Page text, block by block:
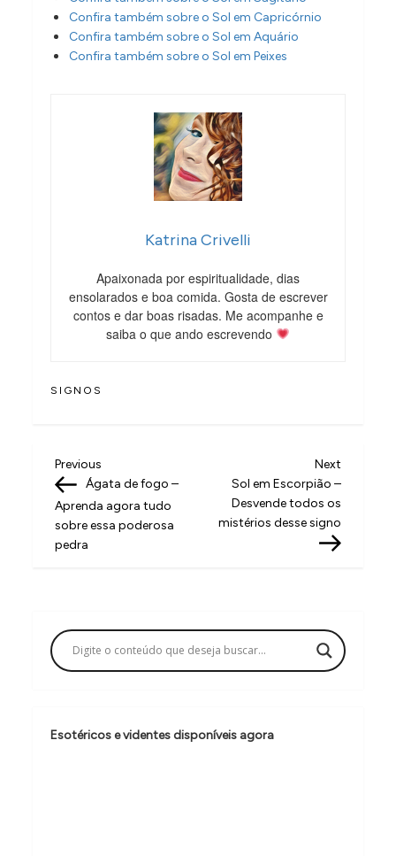
Confira também sobre o Sol em Capricórnio
Confira também sobre o Sol em Aquário
Confira também sobre o Sol em Peixes
Katrina Crivelli
Apaixonada por espiritualidade, dias
ensolarados e boa comida. Gosta de escrever
contos e dar boas risadas. Me acompanhe e
saiba o que ando escrevendo
SIGNOS
N
a
v
e
ç
ã
d
Previous
Post
Previous
Ágata de fogo –
Aprenda agora tudo
sobre essa poderosa
pedra
Next
Post
Next
Sol em Escorpião –
Desvende todos os
mistérios desse signo
Esotéricos e videntes disponíveis agora